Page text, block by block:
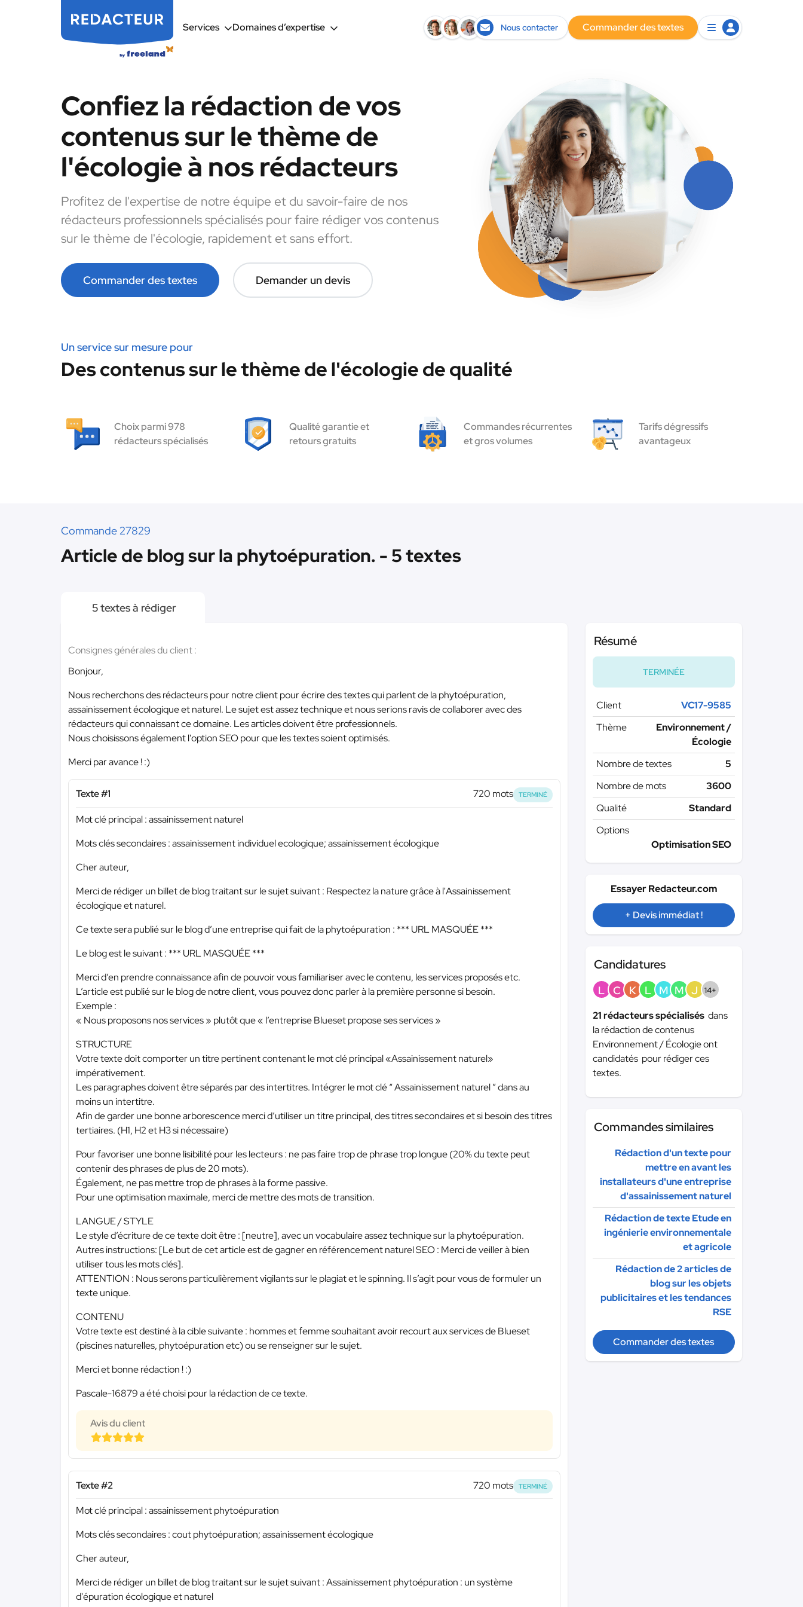
Services Domaines d’expertise Nous contacter Commander des textes
Confiez la rédaction de vos
contenus sur le thème de
l'écologie à nos rédacteurs
Profitez de l'expertise de notre équipe et du savoir-faire de nos
rédacteurs professionnels spécialisés pour faire rédiger vos contenus
sur le thème de l'écologie, rapidement et sans effort.
Commander des textes Demander un devis
Un service sur mesure pour
Des contenus sur le thème de l'écologie de qualité
Choix parmi 978
rédacteurs spécialisés
Qualité garantie et
retours gratuits
Commandes récurrentes
et gros volumes
Tarifs dégressifs
avantageux
Commande 27829
Article de blog sur la phytoépuration. - 5 textes
5 textes à rédiger
Consignes générales du client :
Bonjour,
Nous recherchons des rédacteurs pour notre client pour écrire des textes qui parlent de la phytoépuration,
assainissement écologique et naturel. Le sujet est assez technique et nous serions ravis de collaborer avec des
rédacteurs qui connaissant ce domaine. Les articles doivent être professionnels.
Nous choisissons également l'option SEO pour que les textes soient optimisés.
Merci par avance ! :)
Texte #1 720 mots TERMINÉ
Mot clé principal : assainissement naturel
Mots clés secondaires : assainissement individuel ecologique; assainissement écologique
Cher auteur,
Merci de rédiger un billet de blog traitant sur le sujet suivant : Respectez la nature grâce à l'Assainissement
écologique et naturel.
Ce texte sera publié sur le blog d’une entreprise qui fait de la phytoépuration : *** URL MASQUÉE ***
Le blog est le suivant : *** URL MASQUÉE ***
Merci d’en prendre connaissance afin de pouvoir vous familiariser avec le contenu, les services proposés etc.
L’article est publié sur le blog de notre client, vous pouvez donc parler à la première personne si besoin.
Exemple :
« Nous proposons nos services » plutôt que « l’entreprise Blueset propose ses services »
STRUCTURE
Votre texte doit comporter un titre pertinent contenant le mot clé principal «Assainissement naturel»
impérativement.
Les paragraphes doivent être séparés par des intertitres. Intégrer le mot clé “ Assainissement naturel ” dans au
moins un intertitre.
Afin de garder une bonne arborescence merci d’utiliser un titre principal, des titres secondaires et si besoin des titres
tertiaires. (H1, H2 et H3 si nécessaire)
Pour favoriser une bonne lisibilité pour les lecteurs : ne pas faire trop de phrase trop longue (20% du texte peut
contenir des phrases de plus de 20 mots).
Également, ne pas mettre trop de phrases à la forme passive.
Pour une optimisation maximale, merci de mettre des mots de transition.
LANGUE / STYLE
Le style d’écriture de ce texte doit être : [neutre], avec un vocabulaire assez technique sur la phytoépuration.
Autres instructions: [Le but de cet article est de gagner en référencement naturel SEO : Merci de veiller à bien
utiliser tous les mots clés].
ATTENTION : Nous serons particulièrement vigilants sur le plagiat et le spinning. Il s’agit pour vous de formuler un
texte unique.
CONTENU
Votre texte est destiné à la cible suivante : hommes et femme souhaitant avoir recourt aux services de Blueset
(piscines naturelles, phytoépuration etc) ou se renseigner sur le sujet.
Merci et bonne rédaction ! :)
Pascale-16879 a été choisi pour la rédaction de ce texte.
Avis du client
Texte #2 720 mots TERMINÉ
Mot clé principal : assainissement phytoépuration
Mots clés secondaires : cout phytoépuration; assainissement écologique
Cher auteur,
Merci de rédiger un billet de blog traitant sur le sujet suivant : Assainissement phytoépuration : un système
d'épuration écologique et naturel
Résumé
TERMINÉE
Client
VC17-9585
Thème
Environnement /
Écologie
Nombre de textes
5
Nombre de mots
3600
Qualité
Standard
Options
Optimisation SEO
Essayer Redacteur.com
+ Devis immédiat !
Candidatures
L C K L M M J 14+
21 rédacteurs spécialisés dans
la rédaction de contenus
Environnement / Écologie ont
candidatés pour rédiger ces
textes.
Commandes similaires
Rédaction d'un texte pour
mettre en avant les
installateurs d'une entreprise
d'assainissement naturel
Rédaction de texte Etude en
ingénierie environnementale
et agricole
Rédaction de 2 articles de
blog sur les objets
publicitaires et les tendances
RSE
Commander des textes